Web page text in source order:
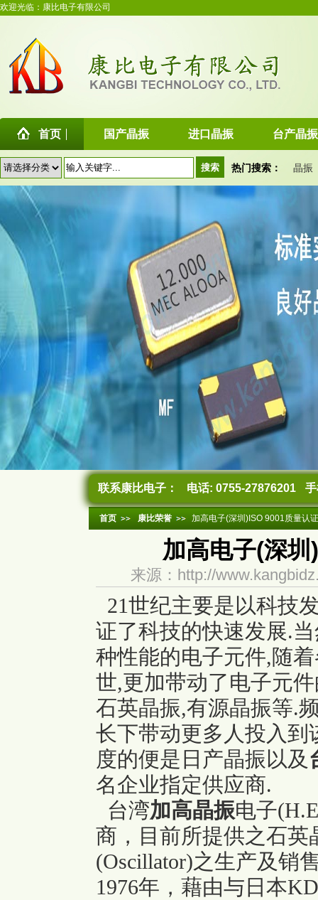
欢迎光临：康比电子有限公司
首页 国产晶振 进口晶振 台产晶振
热门搜索： 晶振
联系康比电子： 电话: 0755-27876201
首页 康比荣誉 加高电子(深圳)ISO 9001质量认
加高电子(深
来源：http://
21世纪主要是以科技
证了科技的快速发展.
种性能的电子元件,随
世,更加带动了电子元
石英晶振,有源晶振等.
长下带动更多人投入
度的便是日产晶振以及
名企业指定供应商.
台湾加高晶振电子
商，目前所提供之石英
(Oscillator)之生产及销
1976年，藉由与日本